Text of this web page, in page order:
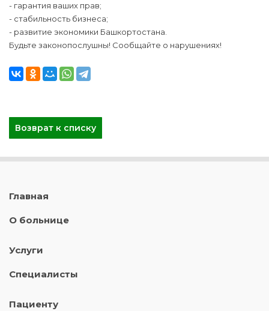
- гарантия ваших прав;
- стабильность бизнеса;
- развитие экономики Башкортостана.
Будьте законопослушны! Сообщайте о нарушениях!
Возврат к списку
Главная
О больнице
Услуги
Специалисты
Пациенту